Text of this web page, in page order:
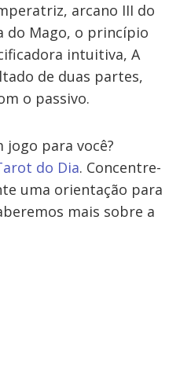
arcano III do
do Mago, o princípio
intuitiva, A
de duas partes,
o passivo.
jogo para você?
do Dia. Concentre-
uma orientação para
mais sobre a